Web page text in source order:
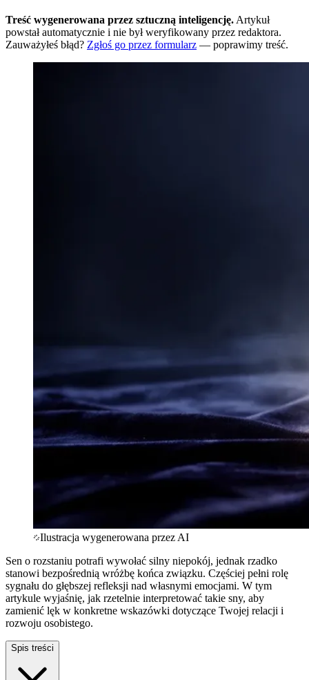
Treść wygenerowana przez sztuczną inteligencję. Artykuł
powstał automatycznie i nie był weryfikowany przez redaktora.
Zauważyłeś błąd? Zgłoś go przez formularz — poprawimy treść.
Ilustracja wygenerowana przez AI
Sen o rozstaniu potrafi wywołać silny niepokój, jednak rzadko
stanowi bezpośrednią wróżbę końca związku. Częściej pełni rolę
sygnału do głębszej refleksji nad własnymi emocjami. W tym
artykule wyjaśnię, jak rzetelnie interpretować takie sny, aby
zamienić lęk w konkretne wskazówki dotyczące Twojej relacji i
rozwoju osobistego.
Spis treści